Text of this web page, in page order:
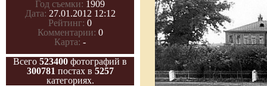
Год съемки: 1909
Дата: 27.01.2012 12:12
Рейтинг: 0
Комментарии: 0
Карта: -
Всего 523400 фотографий в
300781 постах в 5257
категориях.